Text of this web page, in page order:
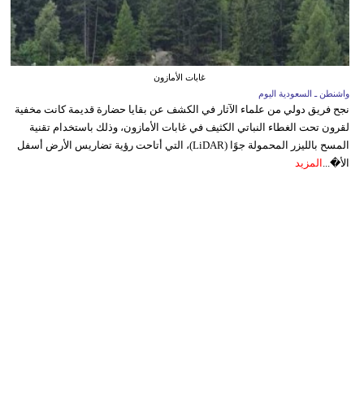
غابات الأمازون
واشنطن ـ السعودية اليوم
نجح فريق دولي من علماء الآثار في الكشف عن بقايا حضارة قديمة كانت مخفية
لقرون تحت الغطاء النباتي الكثيف في غابات الأمازون، وذلك باستخدام تقنية
المسح بالليزر المحمولة جوًا (LiDAR)، التي أتاحت رؤية تضاريس الأرض أسفل
الأ�... المزيد